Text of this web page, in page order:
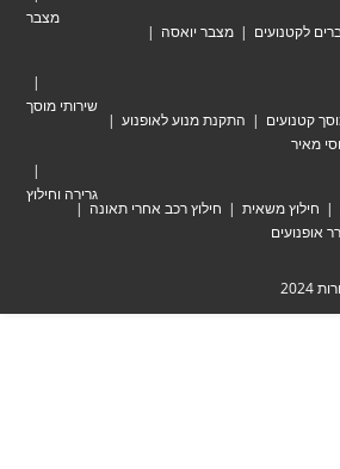
מצבר יואסה
התקנת מנוע לאופנוע
חילוץ רכב אחרי תאונה